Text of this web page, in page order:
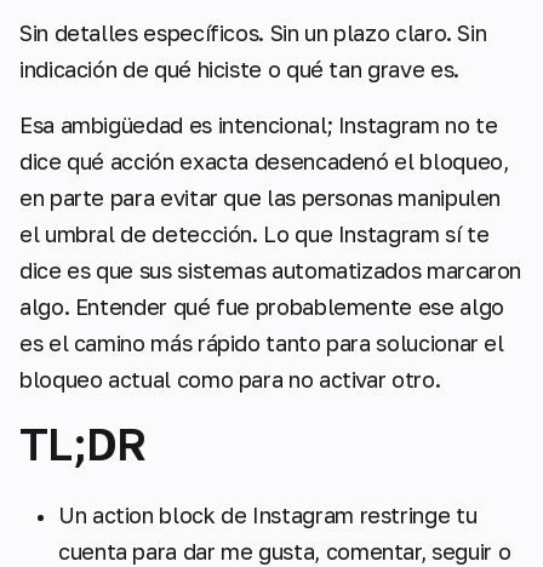
Sin detalles específicos. Sin un plazo claro. Sin
indicación de qué hiciste o qué tan grave es.
Esa ambigüedad es intencional; Instagram no te
dice qué acción exacta desencadenó el bloqueo,
en parte para evitar que las personas manipulen
el umbral de detección. Lo que Instagram sí te
dice es que sus sistemas automatizados marcaron
algo. Entender qué fue probablemente ese algo
es el camino más rápido tanto para solucionar el
bloqueo actual como para no activar otro.
TL;DR
Un action block de Instagram restringe tu
cuenta para dar me gusta, comentar, seguir o